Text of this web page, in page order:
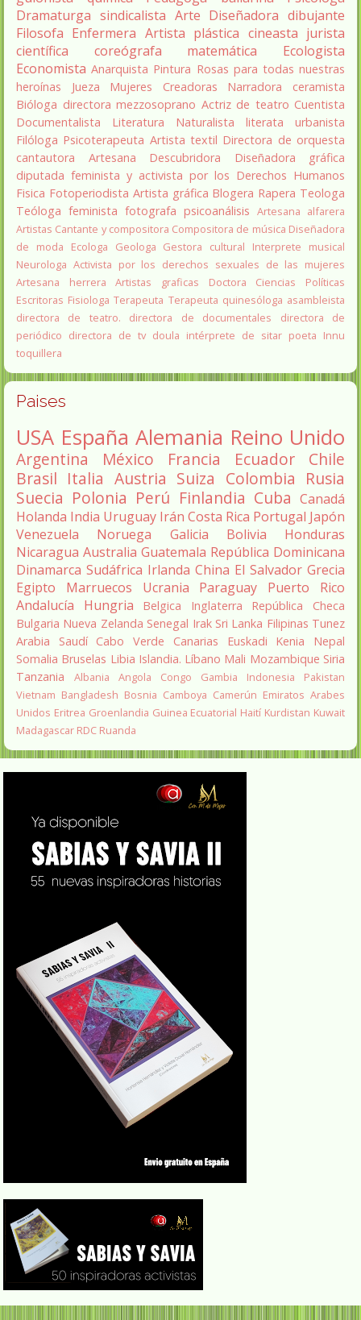
Dramaturga sindicalista Arte Diseñadora dibujante
Filosofa Enfermera Artista plástica cineasta jurista
científica
coreógrafa matemática
Ecologista
Economista Anarquista Pintura Rosas para todas nuestras
heroínas
Jueza Mujeres Creadoras Narradora
ceramista
Bióloga directora mezzosoprano Actriz de teatro Cuentista
Documentalista
Literatura Naturalista literata
urbanista
Filóloga Psicoterapeuta Artista textil Directora de orquesta
cantautora
Artesana Descubridora
Diseñadora gráfica
diputada feminista y activista por los Derechos Humanos
Fisica Fotoperiodista Artista gráfica Blogera Rapera Teologa
Teóloga feminista fotografa psicoanálisis Artesana alfarera
Artistas Cantante y compositora Compositora de música Diseñadora
de moda
Ecologa Geologa Gestora cultural
Interprete musical
Neurologa Activista por los derechos sexuales de las mujeres
Artesana herrera
Artistas graficas
Doctora Ciencias Políticas
Escritoras Fisiologa Terapeuta Terapeuta quinesóloga asambleista
directora de teatro.
directora de documentales
directora de
periódico directora de tv doula intérprete de sitar poeta Innu
toquillera
Paises
USA España Alemania Reino Unido
Argentina México Francia Ecuador
Chile
Brasil Italia Austria Suiza Colombia Rusia
Suecia Polonia Perú Finlandia Cuba Canadá
Holanda India Uruguay Irán Costa Rica Portugal Japón
Venezuela
Noruega Galicia Bolivia
Honduras
Nicaragua Australia Guatemala República Dominicana
Dinamarca Sudáfrica Irlanda China El Salvador Grecia
Egipto
Marruecos Ucrania Paraguay
Puerto Rico
Andalucía
Hungria Belgica Inglaterra
República Checa
Bulgaria Nueva Zelanda Senegal Irak Sri Lanka Filipinas Tunez
Arabia Saudí Cabo Verde Canarias Euskadi Kenia
Nepal
Somalia Bruselas Libia Islandia. Líbano Mali Mozambique Siria
Tanzania
Albania Angola Congo Gambia Indonesia
Pakistan
Vietnam Bangladesh Bosnia Camboya Camerún Emiratos Arabes
Unidos Eritrea Groenlandia Guinea Ecuatorial Haití Kurdistan Kuwait
Madagascar RDC Ruanda